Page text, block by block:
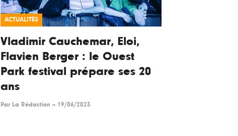
ACTUALITÉS
Vladimir Cauchemar, Eloi,
Flavien Berger : le Ouest
Park festival prépare ses 20
ans
Par La Rédaction -- 19/06/2023